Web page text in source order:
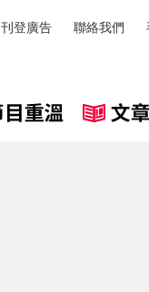
刊登廣告 聯絡我們